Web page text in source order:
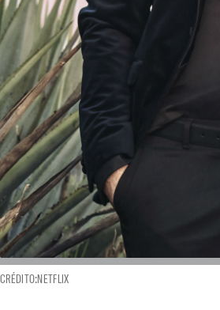
CRÉDITO:NETFLIX